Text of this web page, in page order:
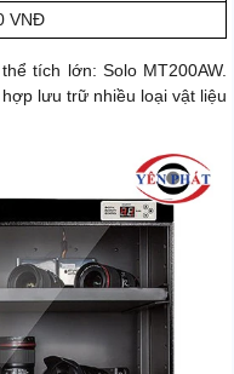
VNĐ
tích lớn: Solo MT200AW.
lưu trữ nhiều loại vật liệu